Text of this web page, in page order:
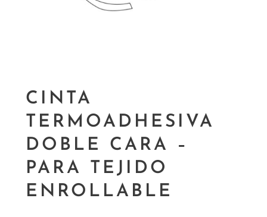
CINTA
TERMOADHESIVA
DOBLE CARA –
PARA TEJIDO
ENROLLABLE